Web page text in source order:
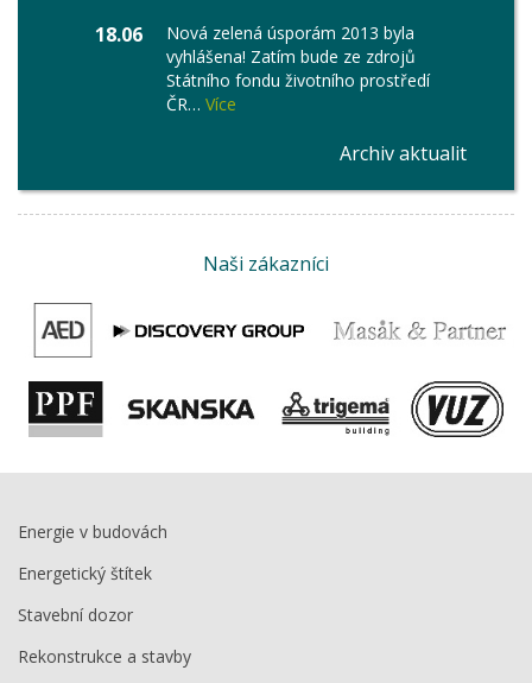
18.06
Nová zelená úsporám 2013 byla
vyhlášena! Zatím bude ze zdrojů
Státního fondu životního prostředí
ČR… Více
Archiv aktualit
Naši zákazníci
Energie v budovách
Energetický štítek
Stavební dozor
Rekonstrukce a stavby